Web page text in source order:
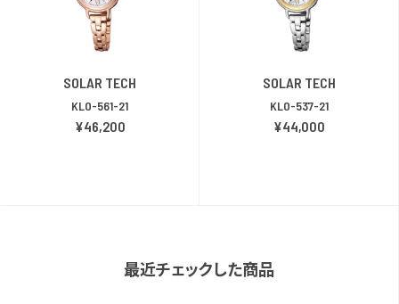
SOLAR TECH
KL0-561-21
¥46,200
SOLAR TECH
KL0-537-21
¥44,000
最近チェックした商品